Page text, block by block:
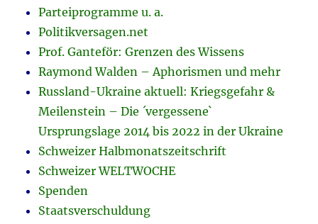
Parteiprogramme u. a.
Politikversagen.net
Prof. Ganteför: Grenzen des Wissens
Raymond Walden – Aphorismen und mehr
Russland-Ukraine aktuell: Kriegsgefahr &
Meilenstein – Die ´vergessene`
Ursprungslage 2014 bis 2022 in der Ukraine
Schweizer Halbmonatszeitschrift
Schweizer WELTWOCHE
Spenden
Staatsverschuldung